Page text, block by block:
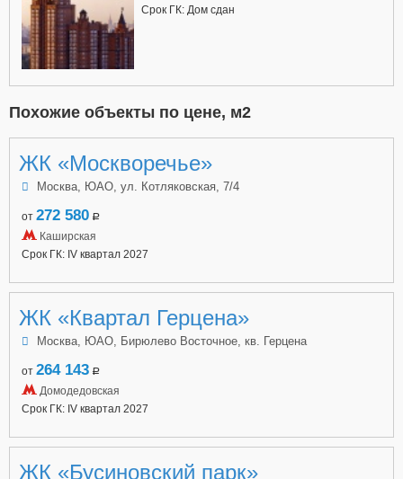
Срок ГК: Дом сдан
Похожие объекты по цене, м2
ЖК «Москворечье»
Москва, ЮАО, ул. Котляковская, 7/4
от 272 580 a
Каширская
Срок ГК: IV квартал 2027
ЖК «Квартал Герцена»
Москва, ЮАО, Бирюлево Восточное, кв. Герцена
от 264 143 a
Домодедовская
Срок ГК: IV квартал 2027
ЖК «Бусиновский парк»